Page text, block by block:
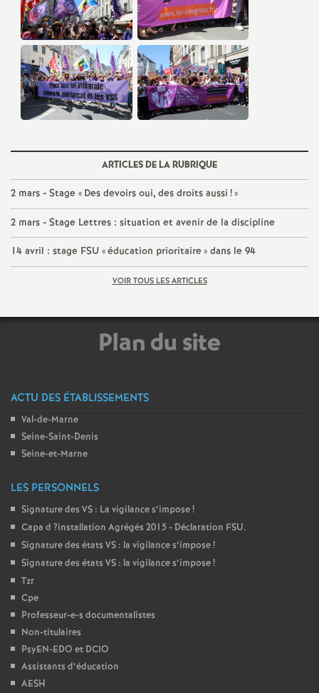
t
s
d
e
e
c
o
n
e
r
é
ARTICLES DE LA RUBRIQUE
2 mars - Stage « Des devoirs oui, des droits aussi !»
2 mars - Stage Lettres : situation et avenir de la discipline
14 avril : stage FSU «éducation prioritaire» dans le 94
VOIR TOUS LES ARTICLES
Plan du site
ACTU DES ÉTABLISSEMENTS
Val-de-Marne
Seine-Saint-Denis
Seine-et-Marne
LES PERSONNELS
Signature des VS : La vigilance s’impose!
Capa d ?installation Agrégés 2015 - Déclaration FSU.
Signature des états VS : la vigilance s’impose!
Signature des états VS : la vigilance s’impose!
Tzr
Cpe
Professeur-e-s documentalistes
Non-titulaires
PsyEN-EDO et DCIO
Assistants d’éducation
AESH